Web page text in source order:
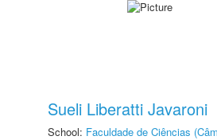
Sueli Liberatti Javaroni
School: Faculdade de Ciências